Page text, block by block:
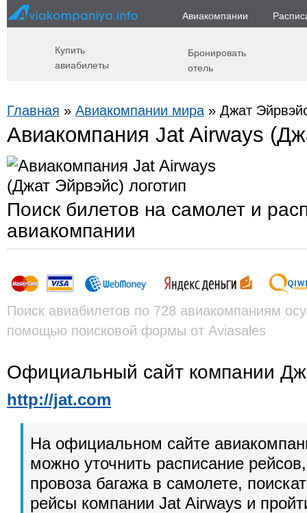
Авиакомпании
Купить
авиабилеты
Бронировать
отель
Главная » Авиакомпании мира » Джат
Авиакомпания Jat Airways
Поиск билетов на самолет и
авиакомпании
Поиск авиабилетов по 728 авиакомпаниям
помощью поисковой формы от Aviasales
Официальный сайт компании
http://jat.com
На официальном сайте
можно уточнить расписание
провоза багажа в самолете,
рейсы компании Jat Airways и